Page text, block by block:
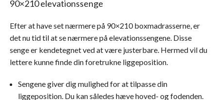
90×210 elevationssenge
Efter at have set nærmere på 90×210 boxmadrasserne, er
det nu tid til at se nærmere på elevationssengene. Disse
senge er kendetegnet ved at være justerbare. Hermed vil du
lettere kunne finde din foretrukne liggeposition.
Sengene giver dig mulighed for at tilpasse din
liggeposition. Du kan således hæve hoved- og fodenden.